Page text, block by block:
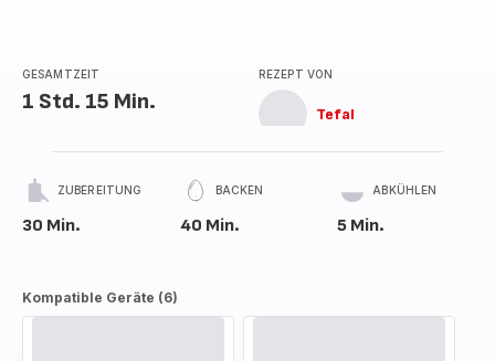
GESAMTZEIT
1 Std. 15 Min.
REZEPT VON
Tefal
ZUBEREITUNG
30 Min.
BACKEN
40 Min.
ABKÜHLEN
5 Min.
Kompatible Geräte (6)